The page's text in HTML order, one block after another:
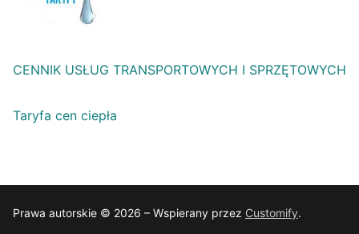
CENNIK USŁUG TRANSPORTOWYCH I SPRZĘTOWYCH
Taryfa cen ciepła
Prawa autorskie © 2026 – Wspierany przez Customify.